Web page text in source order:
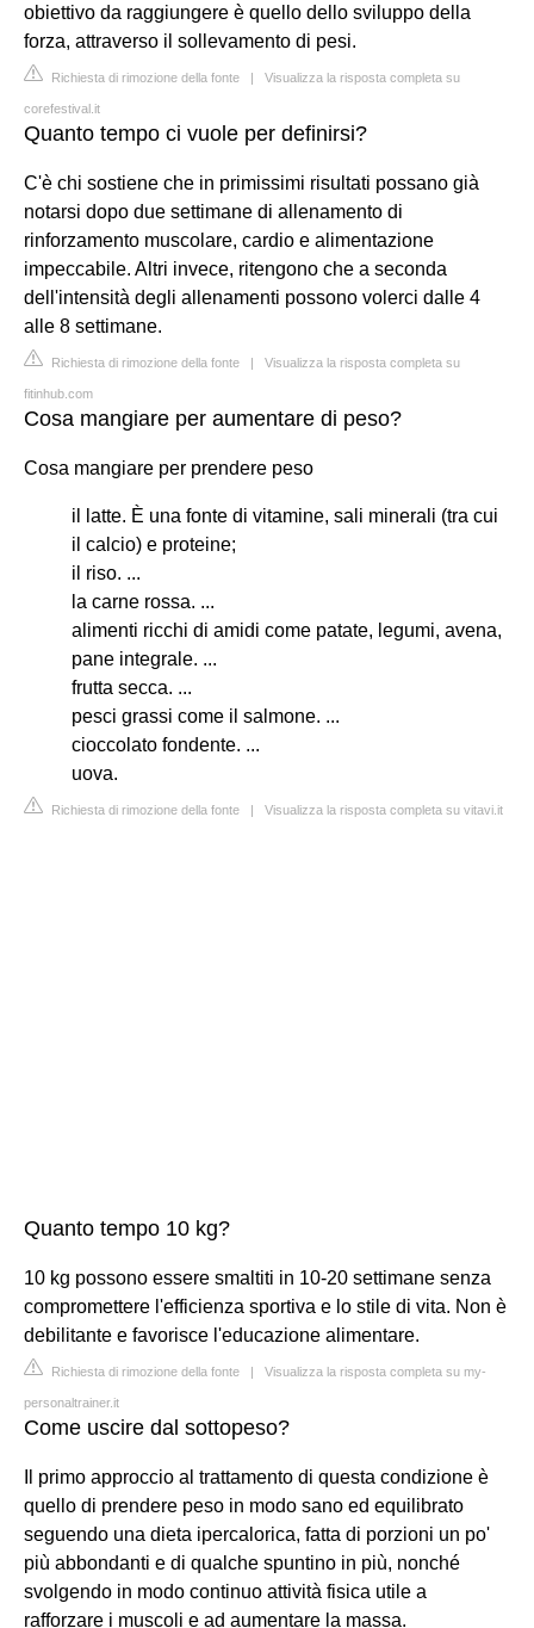
obiettivo da raggiungere è quello dello sviluppo della
forza, attraverso il sollevamento di pesi.
Richiesta di rimozione della fonte | Visualizza la risposta completa su
corefestival.it
Quanto tempo ci vuole per definirsi?
C'è chi sostiene che in primissimi risultati possano già
notarsi dopo due settimane di allenamento di
rinforzamento muscolare, cardio e alimentazione
impeccabile. Altri invece, ritengono che a seconda
dell'intensità degli allenamenti possono volerci dalle 4
alle 8 settimane.
Richiesta di rimozione della fonte | Visualizza la risposta completa su
fitinhub.com
Cosa mangiare per aumentare di peso?
Cosa mangiare per prendere peso
il latte. È una fonte di vitamine, sali minerali (tra cui
il calcio) e proteine;
il riso. ...
la carne rossa. ...
alimenti ricchi di amidi come patate, legumi, avena,
pane integrale. ...
frutta secca. ...
pesci grassi come il salmone. ...
cioccolato fondente. ...
uova.
Richiesta di rimozione della fonte | Visualizza la risposta completa su vitavi.it
Quanto tempo 10 kg?
10 kg possono essere smaltiti in 10-20 settimane senza
compromettere l'efficienza sportiva e lo stile di vita. Non è
debilitante e favorisce l'educazione alimentare.
Richiesta di rimozione della fonte | Visualizza la risposta completa su my-
personaltrainer.it
Come uscire dal sottopeso?
Il primo approccio al trattamento di questa condizione è
quello di prendere peso in modo sano ed equilibrato
seguendo una dieta ipercalorica, fatta di porzioni un po'
più abbondanti e di qualche spuntino in più, nonché
svolgendo in modo continuo attività fisica utile a
rafforzare i muscoli e ad aumentare la massa.